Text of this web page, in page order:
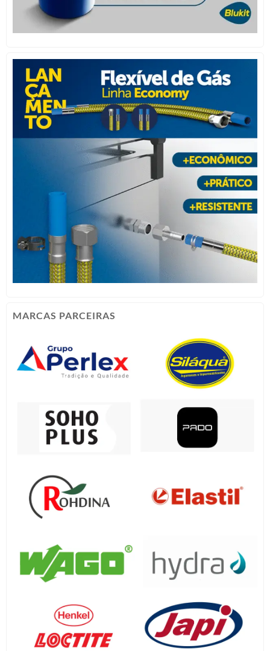
MARCAS PARCEIRAS